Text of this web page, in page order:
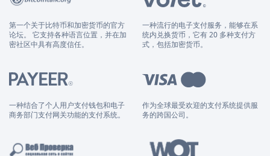
第一个关于比特币和加密货币的官方
论坛。 它支持各种语言位置，并在加
密社区中具有高度信任。
一种流行的电子支付服务，能够在系
统内兑换货币，它有 20 多种支付方
式，包括加密货币。
一种结合了个人用户支付钱包和电子
商务部门支付网关功能的支付系统。
作为全球最受欢迎的支付系统提供服
务的跨国公司。